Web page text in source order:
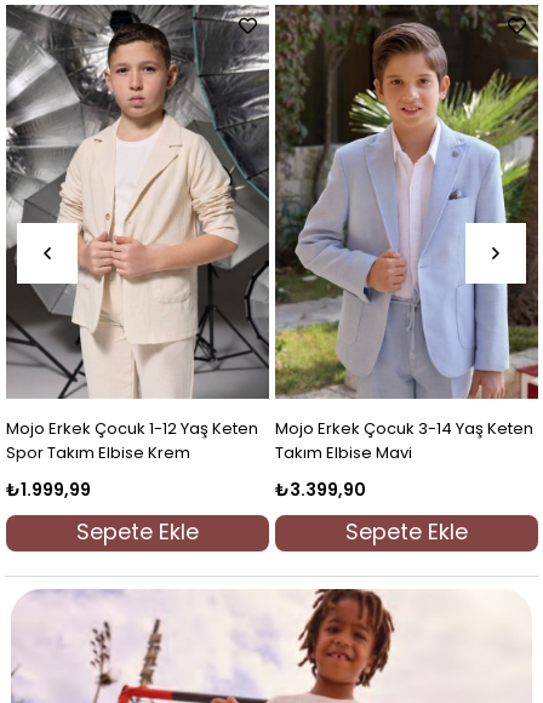
Mojo Erkek Çocuk 3-14 Yaş Keten
Takım Elbise Krem
₺3.399,90
₺4.151,25
Sepete Ekle
İndirim
%18İndirim
Mojo Erkek Çocuk 9-14 Yaş Spor
Takım Elbise Krem
₺2.799,90
Sepete Ekle